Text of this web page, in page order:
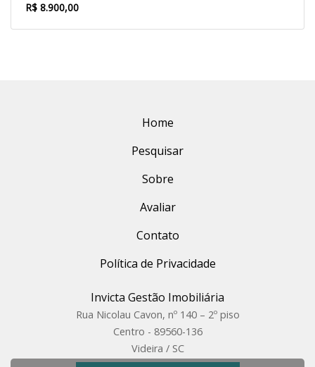
R$ 8.900,00
Home
Pesquisar
Sobre
Avaliar
Contato
Política de Privacidade
Invicta Gestão Imobiliária
Rua Nicolau Cavon, nº 140 – 2º piso
Centro - 89560-136
Videira / SC